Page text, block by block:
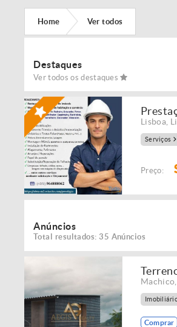
Home Ver todos
Destaques
Ver todos os destaques
Lisboa
Serviços
Preço:
Anúncios
Total resultados: 35 Anúncios
Machico
Comprar